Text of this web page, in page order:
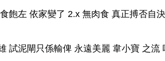
飽左 依家變了 2.x 無肉食 真正搏否自
試泥閘只係輸俾 永遠美麗 韋小寶 之流